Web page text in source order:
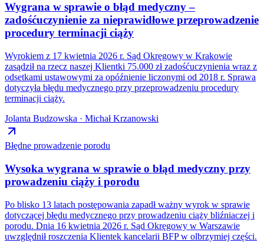
Wygrana w sprawie o błąd medyczny –
zadośćuczynienie za nieprawidłowe przeprowadzenie
procedury terminacji ciąży
Wyrokiem z 17 kwietnia 2026 r. Sąd Okręgowy w Krakowie
zasądził na rzecz naszej Klientki 75.000 zł zadośćuczynienia wraz z
odsetkami ustawowymi za opóźnienie liczonymi od 2018 r. Sprawa
dotyczyła błędu medycznego przy przeprowadzeniu procedury
terminacji ciąży.
Jolanta Budzowska · Michał Krzanowski
Błędne prowadzenie porodu
Wysoka wygrana w sprawie o błąd medyczny przy
prowadzeniu ciąży i porodu
Po blisko 13 latach postępowania zapadł ważny wyrok w sprawie
dotyczącej błędu medycznego przy prowadzeniu ciąży bliźniaczej i
porodu. Dnia 16 kwietnia 2026 r. Sąd Okręgowy w Warszawie
uwzględnił roszczenia Klientek kancelarii BFP w olbrzymiej części.